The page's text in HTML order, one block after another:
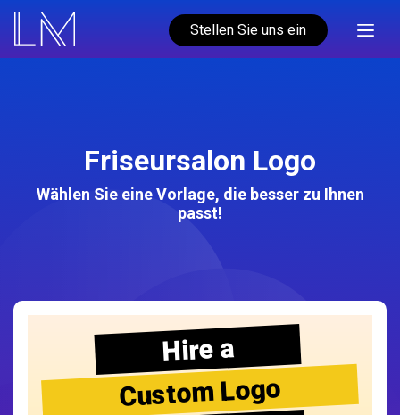
Stellen Sie uns ein
Friseursalon Logo
Wählen Sie eine Vorlage, die besser zu Ihnen
passt!
Hire a
Custom Logo